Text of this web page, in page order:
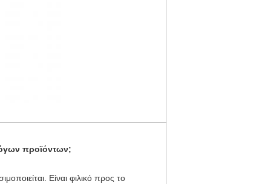
προϊόντων;
Είναι φιλικό προς το